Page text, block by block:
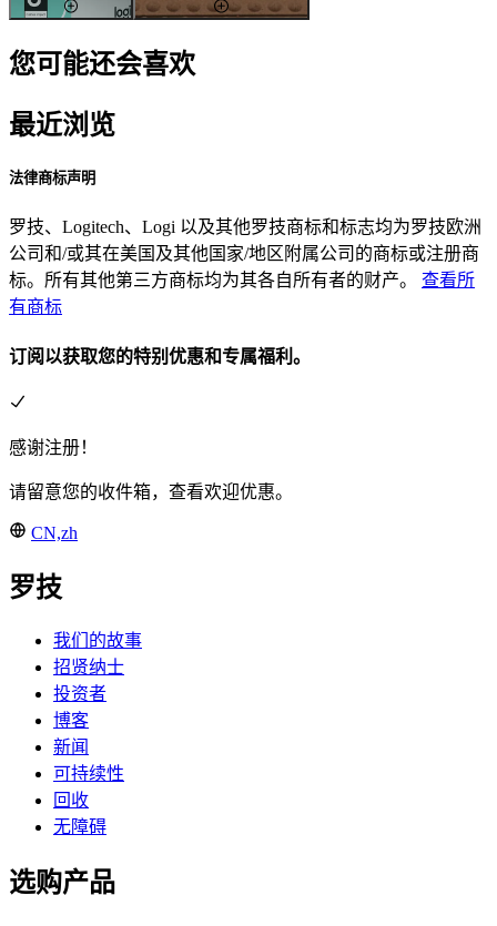
您可能还会喜欢
最近浏览
法律商标声明
罗技、Logitech、Logi 以及其他罗技商标和标志均为罗技欧洲
公司和/或其在美国及其他国家/地区附属公司的商标或注册商
标。所有其他第三方商标均为其各自所有者的财产。 查看所
有商标
订阅以获取您的特别优惠和专属福利。
感谢注册！
请留意您的收件箱，查看欢迎优惠。
CN,zh
罗技
我们的故事
招贤纳士
投资者
博客
新闻
可持续性
回收
无障碍
选购产品